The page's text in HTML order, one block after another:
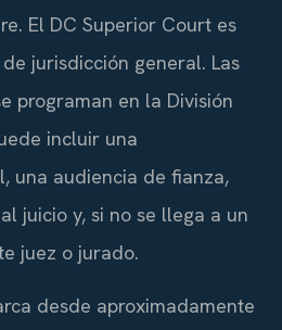
El DC Superior Court es
jurisdicción general. Las
programan en la División
incluir una
una audiencia de fianza,
juicio y, si no se llega a un
juez o jurado.
desde aproximadamente